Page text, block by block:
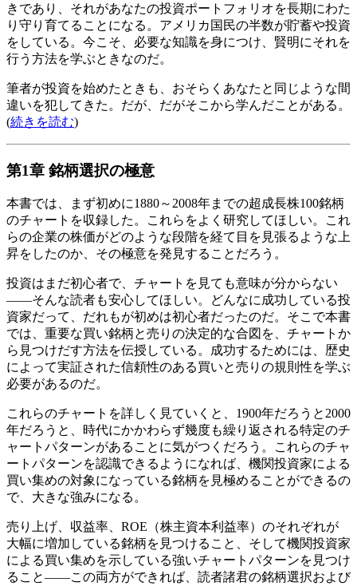
きであり、それがあなたの投資ポートフォリオを長期にわた
り守り育てることになる。アメリカ国民の半数が貯蓄や投資
をしている。今こそ、必要な知識を身につけ、賢明にそれを
行う方法を学ぶときなのだ。
筆者が投資を始めたときも、おそらくあなたと同じような間
違いを犯してきた。だが、だがそこから学んだことがある。
(続きを読む)
第1章 銘柄選択の極意
本書では、まず初めに1880～2008年までの超成長株100銘柄
のチャートを収録した。これらをよく研究してほしい。これ
らの企業の株価がどのような段階を経て目を見張るような上
昇をしたのか、その極意を発見することだろう。
投資はまだ初心者で、チャートを見ても意味が分からない
――そんな読者も安心してほしい。どんなに成功している投
資家だって、だれもが初めは初心者だったのだ。そこで本書
では、重要な買い銘柄と売りの決定的な合図を、チャートか
ら見つけだす方法を伝授している。成功するためには、歴史
によって実証された信頼性のある買いと売りの規則性を学ぶ
必要があるのだ。
これらのチャートを詳しく見ていくと、1900年だろうと2000
年だろうと、時代にかかわらず幾度も繰り返される特定のチ
ャートパターンがあることに気がつくだろう。これらのチャ
ートパターンを認識できるようになれば、機関投資家による
買い集めの対象になっている銘柄を見極めることができるの
で、大きな強みになる。
売り上げ、収益率、ROE（株主資本利益率）のそれぞれが
大幅に増加している銘柄を見つけること、そして機関投資家
による買い集めを示している強いチャートパターンを見つけ
ること――この両方ができれば、読者諸君の銘柄選択および